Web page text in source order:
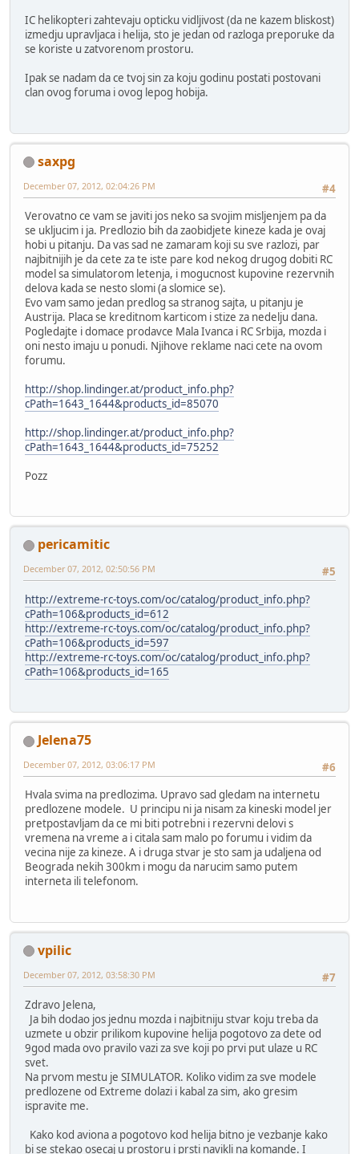
IC helikopteri zahtevaju opticku vidljivost (da ne kazem bliskost)
izmedju upravljaca i helija, sto je jedan od razloga preporuke da
se koriste u zatvorenom prostoru.
Ipak se nadam da ce tvoj sin za koju godinu postati postovani
clan ovog foruma i ovog lepog hobija.
saxpg
#4
December 07, 2012, 02:04:26 PM
Verovatno ce vam se javiti jos neko sa svojim misljenjem pa da
se ukljucim i ja. Predlozio bih da zaobidjete kineze kada je ovaj
hobi u pitanju. Da vas sad ne zamaram koji su sve razlozi, par
najbitnijih je da cete za te iste pare kod nekog drugog dobiti RC
model sa simulatorom letenja, i mogucnost kupovine rezervnih
delova kada se nesto slomi (a slomice se).
Evo vam samo jedan predlog sa stranog sajta, u pitanju je
Austrija. Placa se kreditnom karticom i stize za nedelju dana.
Pogledajte i domace prodavce Mala Ivanca i RC Srbija, mozda i
oni nesto imaju u ponudi. Njihove reklame naci cete na ovom
forumu.
http://shop.lindinger.at/product_info.php?
cPath=1643_1644&products_id=85070
http://shop.lindinger.at/product_info.php?
cPath=1643_1644&products_id=75252
Pozz
pericamitic
#5
December 07, 2012, 02:50:56 PM
http://extreme-rc-toys.com/oc/catalog/product_info.php?
cPath=106&products_id=612
http://extreme-rc-toys.com/oc/catalog/product_info.php?
cPath=106&products_id=597
http://extreme-rc-toys.com/oc/catalog/product_info.php?
cPath=106&products_id=165
Jelena75
#6
December 07, 2012, 03:06:17 PM
Hvala svima na predlozima. Upravo sad gledam na internetu
predlozene modele. U principu ni ja nisam za kineski model jer
pretpostavljam da ce mi biti potrebni i rezervni delovi s
vremena na vreme a i citala sam malo po forumu i vidim da
vecina nije za kineze. A i druga stvar je sto sam ja udaljena od
Beograda nekih 300km i mogu da narucim samo putem
interneta ili telefonom.
vpilic
#7
December 07, 2012, 03:58:30 PM
Zdravo Jelena,
Ja bih dodao jos jednu mozda i najbitniju stvar koju treba da
uzmete u obzir prilikom kupovine helija pogotovo za dete od
9god mada ovo pravilo vazi za sve koji po prvi put ulaze u RC
svet.
Na prvom mestu je SIMULATOR. Koliko vidim za sve modele
predlozene od Extreme dolazi i kabal za sim, ako gresim
ispravite me.
Kako kod aviona a pogotovo kod helija bitno je vezbanje kako
bi se stekao osecaj u prostoru i prsti navikli na komande. I